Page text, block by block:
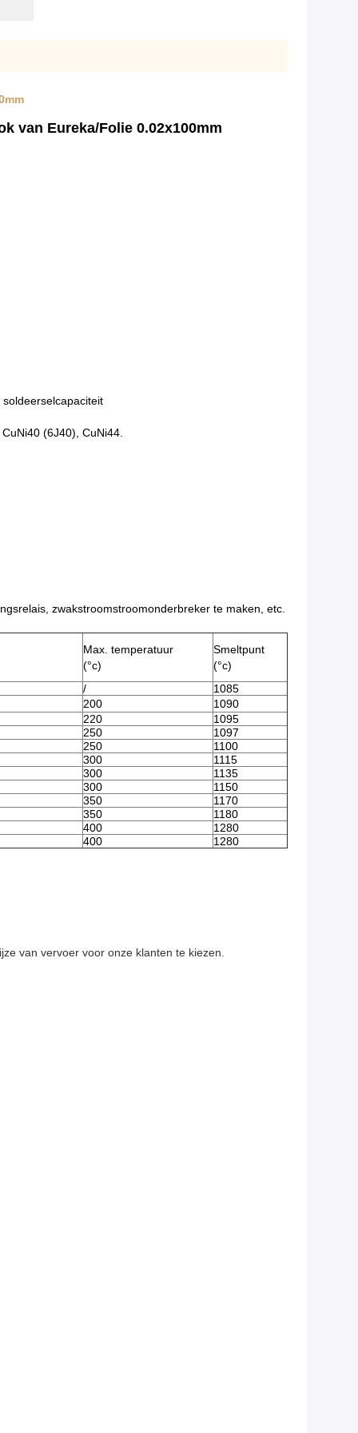
van Eureka/Folie 0.02x100mm
(6J40), CuNi44.
zwakstroomstroomonderbreker te maken, etc.
Max. temperatuur
(°c)
Smeltpunt
(°c)
/
1085
200
1090
220
1095
250
1097
250
1100
300
1115
300
1135
300
1150
350
1170
350
1180
400
1280
400
1280
van vervoer voor onze klanten te kiezen.